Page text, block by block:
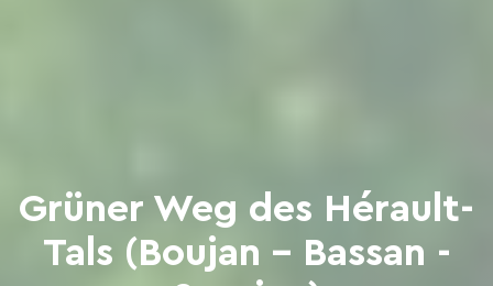
Grüner Weg des Hérault-
Tals (Boujan - Bassan -